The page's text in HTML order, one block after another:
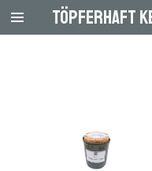
Zum
Hauptinhalt
Töpferhaft